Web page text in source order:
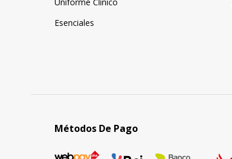
Esenciales
Métodos De Pago